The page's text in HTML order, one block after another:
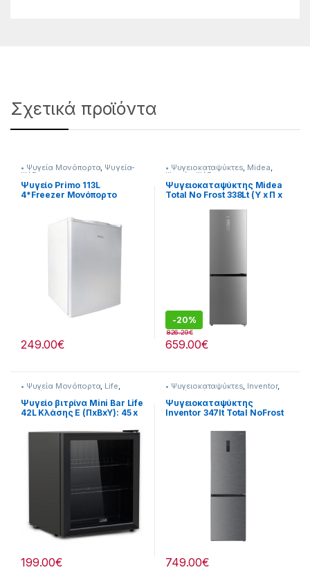
Σχετικά προϊόντα
• Ψυγεία Μονόπορτα, Ψυγεία-
Ψύξη
Ψυγείο Primo 113L
4*Freezer Μονόπορτο
249.00€
• Ψυγειοκαταψύκτεs, Midea,
Ψυγεία-Ψύξη
Ψυγειοκαταψύκτης Midea
Total No Frost 338Lt (Υ x Π x
-20%
659.00€
826.29€
• Ψυγεία Μονόπορτα, Life
Ψυγεία-Ψύξη
Ψυγείο βιτρίνα Mini Bar Life
42L Κλάσης E (ΠxΒxΥ): 45 x
199.00€
• Ψυγειοκαταψύκτεs Inventor,
Ψυγεία-Ψύξη
Ψυγειοκαταψύκτης
Inventor 347lt Total NoFrost
901264037
749.00€